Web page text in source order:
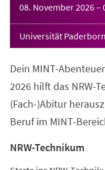
08. November 2026–
Universität Paderborn
Dein MINT-
2026 hilft das NRW-
(Fach-)Abitur
Beruf im MINT-
NRW-Technikum